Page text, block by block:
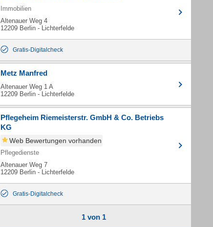
Immobilien
Altenauer Weg 4
12209 Berlin - Lichterfelde
Gratis-Digitalcheck
Metz Manfred
Altenauer Weg 1 A
12209 Berlin - Lichterfelde
Pflegeheim Riemeisterstr. GmbH & Co. Betriebs
KG
Web Bewertungen vorhanden
Pflegedienste
Altenauer Weg 7
12209 Berlin - Lichterfelde
Gratis-Digitalcheck
1 von 1